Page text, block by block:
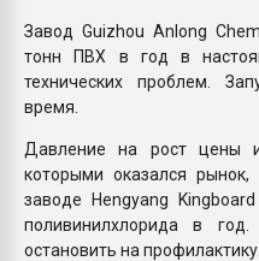
Завод Guizhou Anlong
тонн ПВХ в год в
технических проблем.
время.
Давление на рост цены
которыми оказался
заводе Hengyang
поливинилхлорида в
остановить на профилактику.